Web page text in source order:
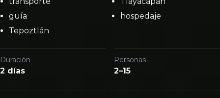
guía
Tepoztlán
hospedaje
Duración
2 días
Personas
2–15